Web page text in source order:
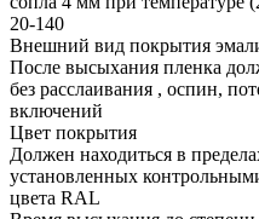
20-140
Внешний вид покрытия
После высыхания пленка
без расслаивания , оспин,
включений
Цвет покрытия
Должен находиться в
установленных
цвета RAL